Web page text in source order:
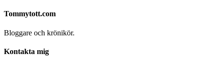
Tommytott.com
Bloggare och krönikör.
Kontakta mig